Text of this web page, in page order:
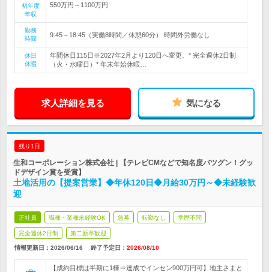
初年度
年収
550万円～1100万円
勤務
時間
9:45～18:45（実働8時間／休憩60分） 時間外労働なし
休日
休暇
年間休日115日※2027年2月より120日へ変更。* 完全週休2日制
（火・水曜日）* 年末年始休暇…
求人詳細を見る 気になる
残り1日
生和コーポレーション株式会社 | 【テレビCMなどで知名度バツグン！グッ
ドデザイン賞を受賞】
土地活用の【提案営業】◆年休120日◆月給30万円～◆未経験歓
迎
正社員 職種・業種未経験OK 急募 転勤なし 学歴不問
完全週休2日制 第二新卒歓迎
情報更新日：2026/06/16 終了予定日： 2026/08/10
【成約目標は半期に1棟⇒達成でインセン900万円可】地主さまと